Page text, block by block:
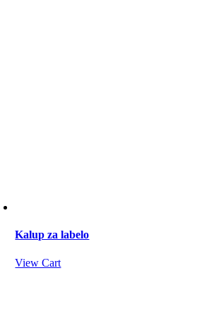
Kalup za labelo
View Cart